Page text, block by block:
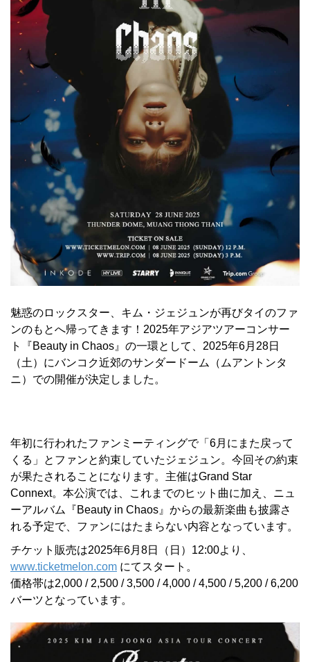
魅惑のロックスター、キム・ジェジュンが再びタイのファ
ンのもとへ帰ってきます！2025年アジアツアーコンサー
ト『Beauty in Chaos』の一環として、2025年6月28日
（土）にバンコク近郊のサンダードーム（ムアントンタ
ニ）での開催が決定しました。
年初に行われたファンミーティングで「6月にまた戻って
くる」とファンと約束していたジェジュン。今回その約束
が果たされることになります。主催はGrand Star
Connext。本公演では、これまでのヒット曲に加え、ニュ
ーアルバム『Beauty in Chaos』からの最新楽曲も披露さ
れる予定で、ファンにはたまらない内容となっています。
チケット販売は2025年6月8日（日）12:00より、
www.ticketmelon.com にてスタート。
価格帯は2,000 / 2,500 / 3,500 / 4,000 / 4,500 / 5,200 / 6,200
バーツとなっています。